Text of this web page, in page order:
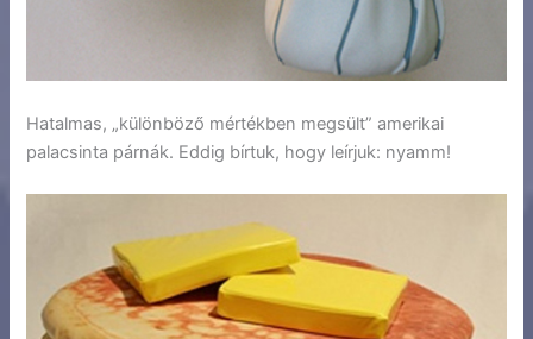
Hatalmas, „különböző mértékben megsült” amerikai
palacsinta párnák. Eddig bírtuk, hogy leírjuk: nyamm!